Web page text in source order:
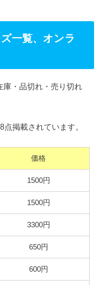
一覧、オンラ
庫・品切れ・売り切れ
掲載されています。
価格
1500円
1500円
3300円
650円
600円